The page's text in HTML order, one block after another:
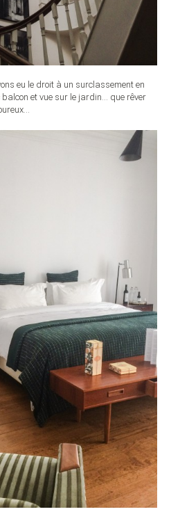
eu le droit à un surclassement en
balcon et vue sur le jardin… que rêver